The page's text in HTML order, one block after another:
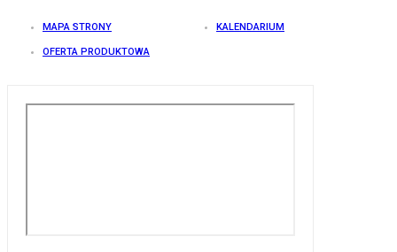
MAPA STRONY KALENDARIUM
OFERTA PRODUKTOWA